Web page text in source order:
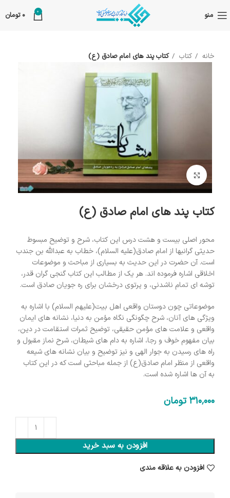
منو 0
0 تومان
خانه کتاب کتاب پند های امام صادق (ع)
بزرگنمایی تصویر
کتاب پند های امام صادق (ع)
محور اصلی بیست و هشت درس این کتاب، شرح و توضیح مبسوط
حدیثی گرانبها از امام صادق(علیه السلام)، خطاب به عبدالله بن جندب
است. آن حضرت در این حدیث به بسیاری از مباحث و موضوعات
اخلاقی اشاره فرموده اند. هر یک از مطالب این کتاب گنجی گران قدر،
توشه ای تمام ناشدنی، و پرتوی درخشان برای ره جویان صادق است.
موضوعاتی چون دوستان واقعی اهل بیت(علیهم السلام) با اشاره به
ویژگی های آنان، شرح چگونگی نگاه مؤمن به دنیا، نشانه های ایمان
واقعی و علامت های مؤمن حقیقی، توضیح ثمرات استقامت در دین،
بیان مفهوم خوف و رجا، اشاره به دام های شیطان، شرح نماز مقبول و
راه های رسیدن به جوار الهی و نیز توضیح و بیان نشانه های شیعه
واقعی از منظر امام صادق(ع) از جمله مباحثی است که در این کتاب
به آن ها اشاره شده است.
310٬000 تومان
افزودن به سبد خرید
افزودن به علاقه مندی